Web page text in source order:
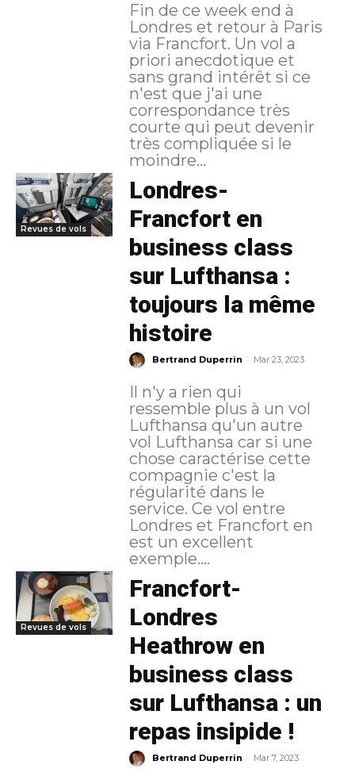
Fin de ce week end à
Londres et retour à Paris
via Francfort. Un vol a
priori anecdotique et
sans grand intérêt si ce
n'est que j'ai une
correspondance très
courte qui peut devenir
très compliquée si le
moindre...
Revues de vols
Londres-
Francfort en
business class
sur Lufthansa :
toujours la même
histoire
Bertrand Duperrin - Mar 23, 2023
Il n'y a rien qui
ressemble plus à un vol
Lufthansa qu'un autre
vol Lufthansa car si une
chose caractérise cette
compagnie c'est la
régularité dans le
service. Ce vol entre
Londres et Francfort en
est un excellent
exemple....
Revues de vols
Francfort-
Londres
Heathrow en
business class
sur Lufthansa : un
repas insipide !
Bertrand Duperrin - Mar 7, 2023